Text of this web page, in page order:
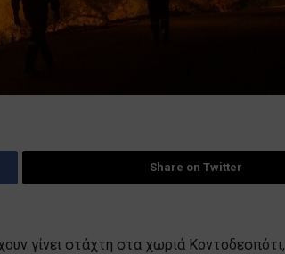
Share on Twitter
γίνει στάχτη στα χωριά Κοντοδεσπότι,